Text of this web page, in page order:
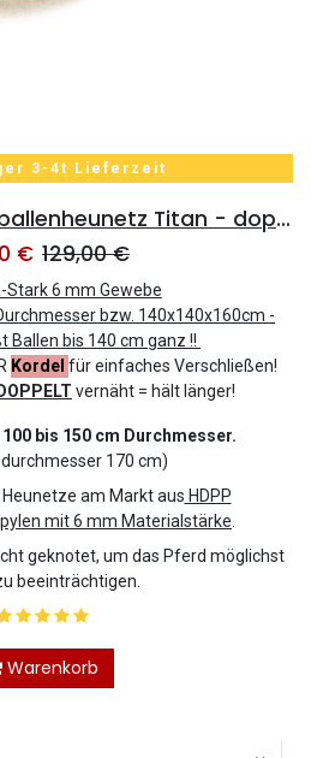
3-4t Lieferzeit
60mm L Profi-Rundballenheunetz Titan - doppelt vernäht - 6mm Gewebe - 170cmØx160cm/h - 150cm Rundballen
€ 129,00€
Stark 6 mm Gewebe
bzw. 140x140x160cm -
Ballen bis 140 cm ganz !!
Kordel für einfaches Verschließen!
vernäht = hält länger!
bis 150 cm Durchmesser.
170 cm)
am Markt aus HDPP
mit 6 mm Materialstärke
geknotet, um das Pferd möglichst
beeinträchtigen.
Warenkorb